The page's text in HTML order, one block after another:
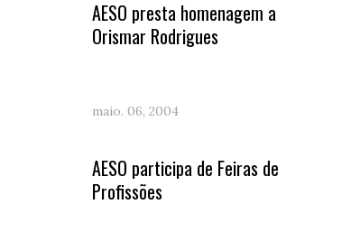
AESO presta homenagem a
Orismar Rodrigues
maio. 06, 2004
AESO participa de Feiras de
Profissões